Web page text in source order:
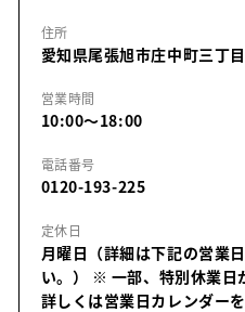
住所
愛知県尾張旭市庄中町三丁
営業時間
10:00～18:00
電話番号
0120-193-225
定休日
月曜日（詳細は下記の営業
い。）
※ 一部、特別休業日
詳しくは営業日カレンダー